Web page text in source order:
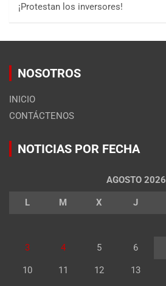
¡Protestan los inversores!
NOSOTROS
INICIO
CONTÁCTENOS
NOTICIAS POR FECHA
AGOSTO 2026
L M X J
3 4 5 6
10 11 12 13